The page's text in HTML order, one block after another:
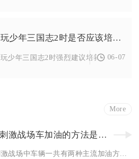
玩少年三国志2时是否应该培养关羽
玩少年三国志2时强烈建议培养关羽，他
06-07
More
绝地求生刺激战场车加油的方法是什么